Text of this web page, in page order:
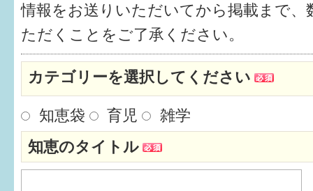
情報をお送りいただいてから掲載まで、
ただくことをご了承ください。
カテゴリーを選択してください
知恵袋 育児
雑学
知恵のタイトル
仲間づくり・遊び場
子どもを預けたい
入園・入学
相談したい
さまざまな支援